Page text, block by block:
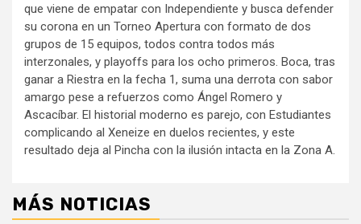
que viene de empatar con Independiente y busca defender
su corona en un Torneo Apertura con formato de dos
grupos de 15 equipos, todos contra todos más
interzonales, y playoffs para los ocho primeros. Boca, tras
ganar a Riestra en la fecha 1, suma una derrota con sabor
amargo pese a refuerzos como Ángel Romero y
Ascacíbar. El historial moderno es parejo, con Estudiantes
complicando al Xeneize en duelos recientes, y este
resultado deja al Pincha con la ilusión intacta en la Zona A.
MÁS NOTICIAS